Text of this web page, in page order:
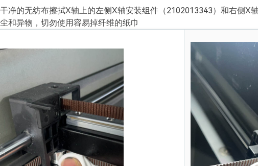
净的无纺布擦拭X轴上的左侧X轴安装组件（2102013343）和右侧X
和异物，切勿使用容易掉纤维的纸巾